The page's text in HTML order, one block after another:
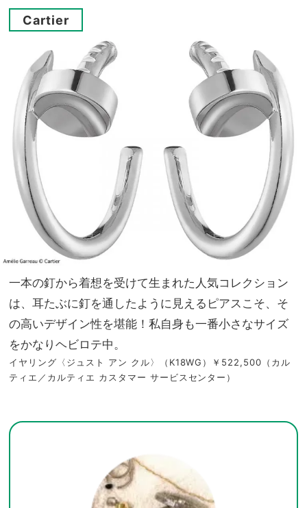
Cartier
一本の釘から着想を受けて生まれた人気コレクション
は、耳たぶに釘を通したように見えるピアスこそ、そ
の高いデザイン性を堪能！私自身も一番小さなサイズ
をかなりヘビロテ中。
イヤリング〈ジュスト アン クル〉（K18WG）￥522,500（カル
ティエ／カルティエ カスタマー サービスセンター）